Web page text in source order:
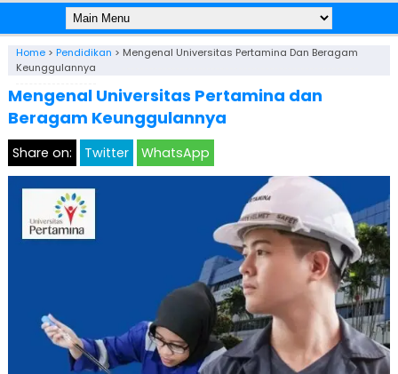
Home> Pendidikan > Mengenal Universitas Pertamina Dan Beragam
Keunggulannya
Mengenal Universitas Pertamina dan
Beragam Keunggulannya
Share on: Twitter WhatsApp